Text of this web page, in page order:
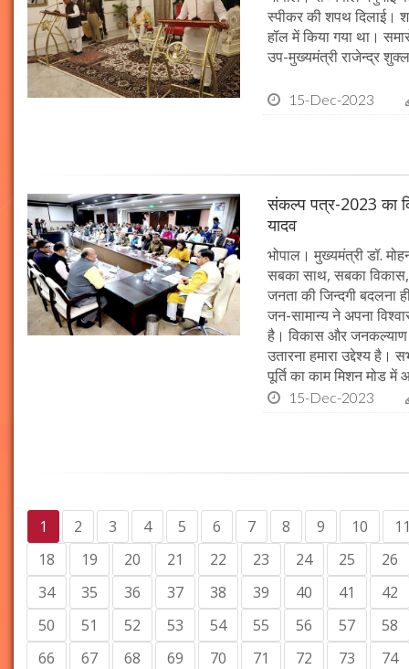
स्पीकर की शपथ दिलाई।
हॉल में किया गया था।
उप-मुख्यमंत्री राजेन्द्र
15-Dec-2023
संकल्प पत्र-2023 का
यादव
भोपाल। मुख्यमंत्री डॉ.
सबका साथ, सबका
जनता की जिन्दगी बदलना
जन-सामान्य ने अपना
है। विकास और
उतारना हमारा उद्देश्य
पूर्ति का काम मिशन मोड
15-Dec-2023
1 2 3 4 5 6 7 8 9 10
18
19 20 21 22 23 24 25
26
34
35 36 37 38 39 40 41
42
50
51 52 53 54 55 56 57
58
66
67 68 69 70 71 72 73
74